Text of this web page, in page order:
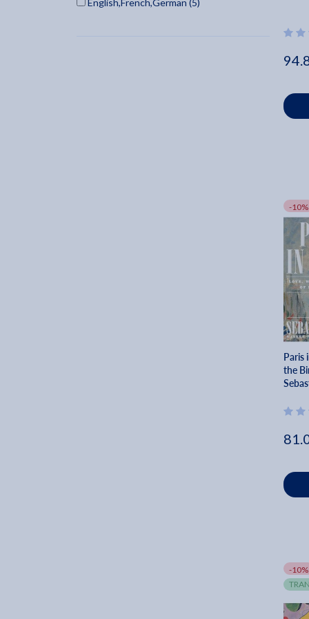
Dietmar Elger (2)
English,French,German (5)
-10%
Paris
the
-10%